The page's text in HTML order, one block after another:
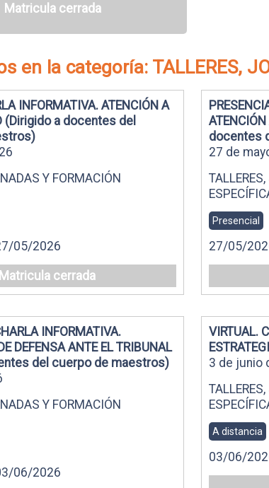
Matricula cerrada
en la categoría: TALLERES,
INFORMATIVA. ATENCIÓN A
(Dirigido a docentes del
Y FORMACIÓN
05/2026
Matricula cerrada
docentes
27 de
Presencial
27/05/
INFORMATIVA.
DEFENSA ANTE EL TRIBUNAL
del cuerpo de maestros)
Y FORMACIÓN
06/2026
VIRTUAL.
3 de junio
A distancia
03/06/